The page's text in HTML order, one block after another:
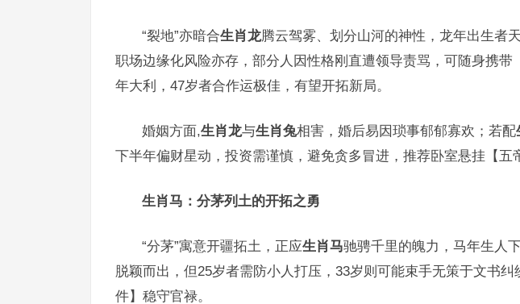
“裂地”亦暗合生肖龙腾云驾雾、划分山河的神性，龙年出生者
职场边缘化风险亦存，部分人因性格刚直遭领导责骂，可随身携带
年大利，47岁者合作运极佳，有望开拓新局。
婚姻方面,生肖龙与生肖兔相害，婚后易因琐事郁郁寡欢；若配
下半年偏财星动，投资需谨慎，避免贪多冒进，推荐卧室悬挂【五
生肖马：分茅列土的开拓之勇
“分茅”寓意开疆拓土，正应生肖马驰骋千里的魄力，马年生人
脱颖而出，但25岁者需防小人打压，33岁则可能束手无策于文书
件】稳守官禄。